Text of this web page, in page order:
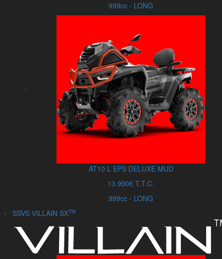
999cc - LONG
AT10 L EPS DELUXE MUD
13 990€ T.T.C.
999cc - LONG
SSVS VILLAIN SXTM